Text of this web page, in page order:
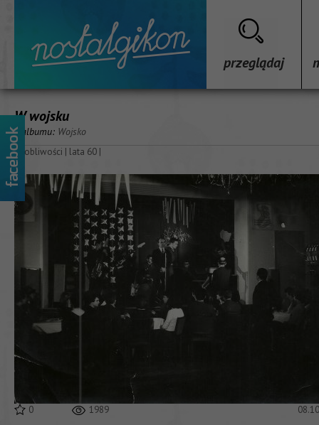
przeglądaj
W wojsku
z albumu: Wojsko
osobliwości | lata 60 |
0 1989